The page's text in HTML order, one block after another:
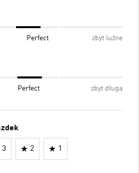
Perfect zbyt luźne
Perfect zbyt długa
3 2 1